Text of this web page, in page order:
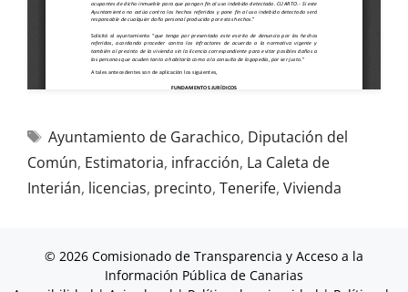
Ayuntamiento de Garachico, Diputación del
Común, Estimatoria, infracción, La Caleta de
Interián, licencias, precinto, Tenerife, Vivienda
© 2026 Comisionado de Transparencia y Acceso a la
Información Pública de Canarias